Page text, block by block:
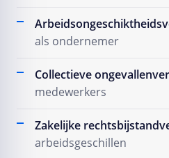
als ondernemer
Collectieve
medewerkers
Zakelijke
arbeidsgeschillen